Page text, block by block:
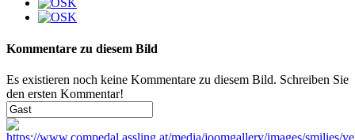
Kommentare zu diesem Bild
Es existieren noch keine Kommentare zu diesem Bild. Schreiben Sie
den ersten Kommentar!